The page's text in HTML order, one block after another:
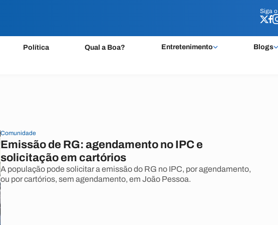
Siga o
Política Qual a Boa? Entretenimento Blogs
Siga o
Comunidade
Emissão de RG: agendamento no IPC e
solicitação em cartórios
A população pode solicitar a emissão do RG no IPC, por agendamento,
ou por cartórios, sem agendamento, em João Pessoa.